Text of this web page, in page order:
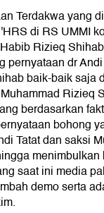
Terdakwa yang
di RS UMMI
Rizieq
pernyataan dr
baik-baik saja
Rizieq
berdasarkan
bohong
Tatat dan saksi
saat ini media
demo serta